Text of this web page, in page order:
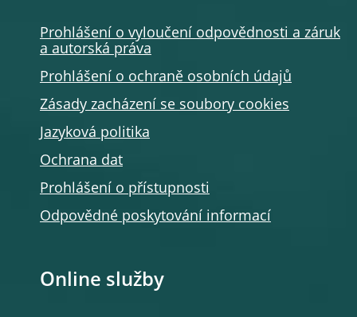
Prohlášení o vyloučení odpovědnosti a záruk
a autorská práva
Prohlášení o ochraně osobních údajů
Zásady zacházení se soubory cookies
Jazyková politika
Ochrana dat
Prohlášení o přístupnosti
Odpovědné poskytování informací
Online služby